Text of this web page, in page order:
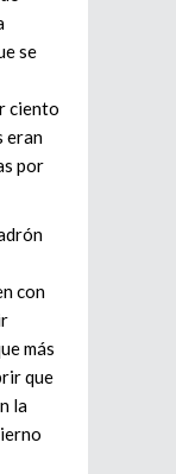
se
ciento
eran
por
con
más
que
la